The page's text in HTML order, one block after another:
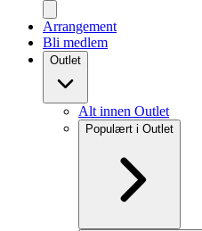
Arrangement
Bli medlem
Outlet
Alt innen Outlet
Populært i Outlet